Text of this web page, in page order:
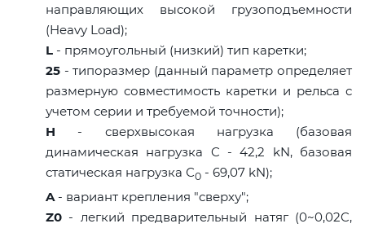
направляющих высокой грузоподъемности
(Heavy Load);
L - прямоугольный (низкий) тип каретки;
25 - типоразмер (данный параметр определяет
размерную совместимость каретки и рельса с
учетом серии и требуемой точности);
H - сверхвысокая нагрузка (базовая
динамическая нагрузка C - 42,2 kN, базовая
статическая нагрузка С0 - 69,07 kN);
A- вариант крепления "сверху";
Z0 - легкий предварительный натяг (0~0,02C,